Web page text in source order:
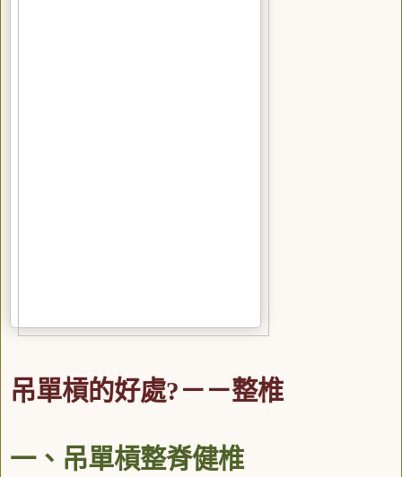
吊單槓的好處?－－整椎
一、吊單槓整脊健椎